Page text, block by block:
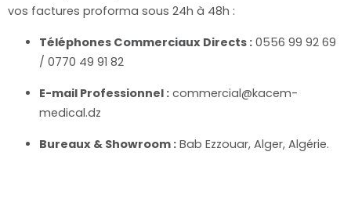
vos factures proforma sous 24h à 48h :
Téléphones Commerciaux Directs : 0556 99 92 69
/ 0770 49 91 82
E-mail Professionnel : commercial@kacem-
medical.dz
Bureaux & Showroom : Bab Ezzouar, Alger, Algérie.